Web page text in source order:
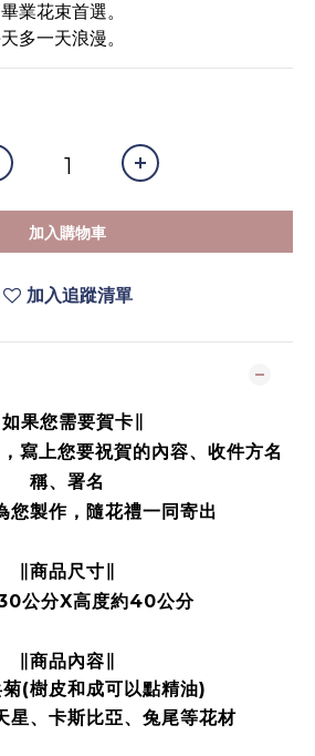
業花束首選。
多一天浪漫。
加入購物車
加入追蹤清單
∥如果您需要賀卡∥
寫上您要祝賀的內容、收件方名
稱、署名
您製作，隨花禮一同寄出
∥商品尺寸∥
公分X高度約40公分
∥商品內容∥
(樹皮和成可以點精油)
星、卡斯比亞、兔尾等花材